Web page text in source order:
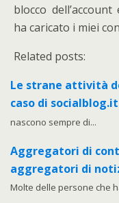
blocco
ha caricato i miei
Related posts:
Le strane attività
caso di socialblog.it
nascono sempre di...
Aggregatori di
aggregatori di
Molte delle persone che